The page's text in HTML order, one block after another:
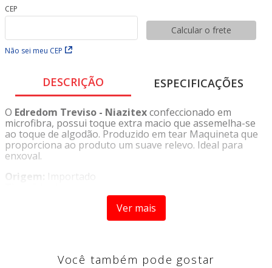
CEP
Não sei meu CEP
Calcular o frete
DESCRIÇÃO ESPECIFICAÇÕES
O Edredom Treviso - Niazitexconfeccionado em
microfibra, possui toque extra macio que assemelha-se
ao toque de algodão. Produzido em tear Maquineta que
proporciona ao produto um suave relevo. Ideal para
enxoval.
Origem: Importado
Ver mais
Você também pode gostar